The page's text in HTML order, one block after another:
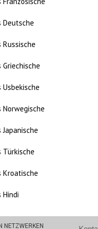
Deutsche
Norwegische
Türkische
Kroatische
Hindi
NETZWERKEN